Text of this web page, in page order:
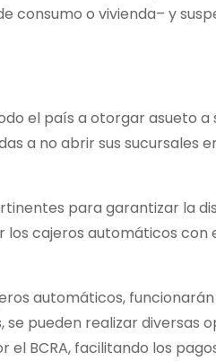
consumo o vivienda– y
el país a otorgar asueto a
a no abrir sus sucursales
para garantizar la
cajeros automáticos con
automáticos,
pueden realizar diversas
BCRA, facilitando los